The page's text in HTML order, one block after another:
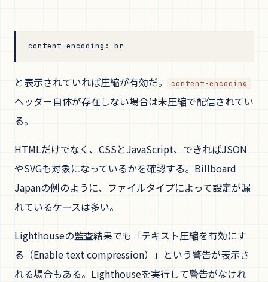
content-encoding: br
と表示されていれば圧縮が有効だ。 content-encoding
ヘッダー自体が存在しない場合は未圧縮で配信されてい
る。
HTMLだけでなく、CSSとJavaScript、できればJSON
やSVGも対象になっているかを確認する。Billboard
Japanの例のように、ファイルタイプによって設定が漏
れているケースは多い。
Lighthouseの監査結果でも「テキスト圧縮を有効にす
る（Enable text compression）」という警告が表示さ
れる場合もある。Lighthouseを実行して警告がなけれ